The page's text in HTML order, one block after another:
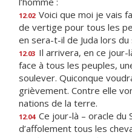
12.02 Voici que moi je vais
de vertige pour tous les
en sera-t-il de Juda lors du
12.03 Il arrivera, en ce jour-
face à tous les peuples,
soulever. Quiconque
grièvement. Contre elle
nations de la terre.
12.04 Ce jour-là – oracle du
d’affolement tous les